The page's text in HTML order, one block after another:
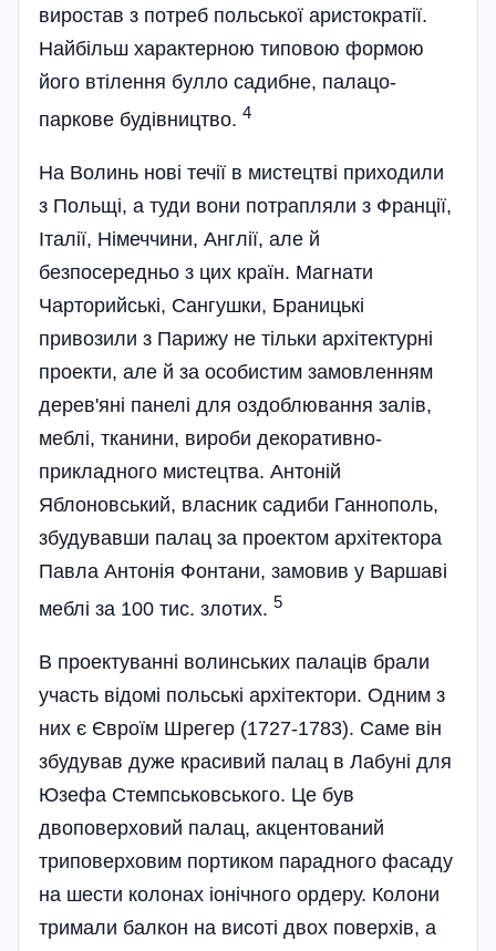
виростав з потреб польської аристократії.
Найбільш характерною типовою формою
його втілення булло садибне, палацо-
паркове будівництво. 4
На Волинь нові течії в мистецтві приходили
з Польщі, а туди вони потрапляли з Франції,
Італії, Німеччини, Англії, але й
безпосередньо з цих країн. Магнати
Чарторийські, Сангушки, Браницькі
привозили з Парижу не тільки архітектурні
проекти, але й за особистим замовленням
дерев'яні панелі для оздоблювання залів,
меблі, тканини, вироби декоративно-
прикладного мистецтва. Антоній
Яблоновський, власник садиби Ганнополь,
збудувавши палац за проектом архітектора
Павла Антонія Фонтани, замовив у Варшаві
меблі за 100 тис. злотих. 5
В проектуванні волинських палаців брали
участь відомі польські архітектори. Одним з
них є Євроїм Шрегер (1727-1783). Саме він
збудував дуже красивий палац в Лабуні для
Юзефа Стемпськовського. Це був
двоповерховий палац, акцентований
триповерховим портиком парадного фасаду
на шести колонах іонічного ордеру. Колони
тримали балкон на висоті двох поверхів, а